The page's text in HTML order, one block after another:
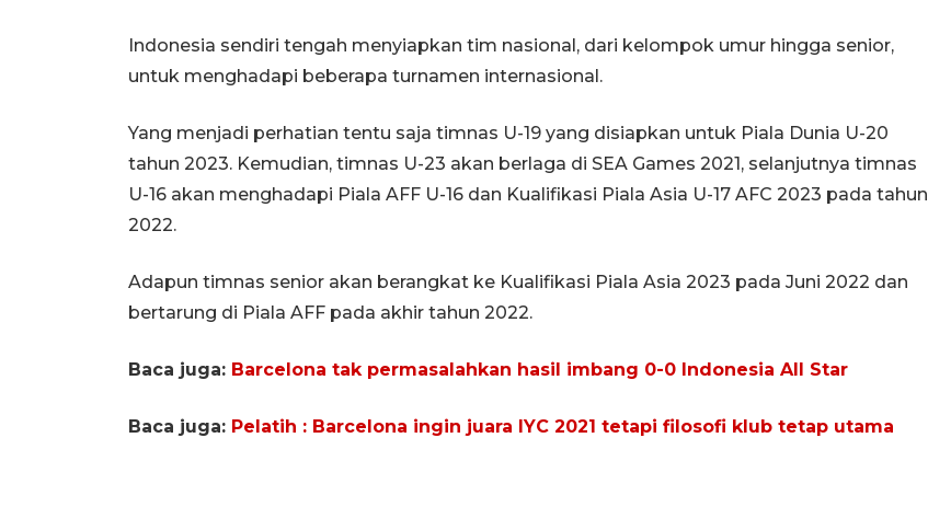
Indonesia sendiri tengah menyiapkan tim nasional, dari kelompok umur hingga senior,
untuk menghadapi beberapa turnamen internasional.
Yang menjadi perhatian tentu saja timnas U-19 yang disiapkan untuk Piala Dunia U-20
tahun 2023. Kemudian, timnas U-23 akan berlaga di SEA Games 2021, selanjutnya timnas
U-16 akan menghadapi Piala AFF U-16 dan Kualifikasi Piala Asia U-17 AFC 2023 pada tahun
2022.
Adapun timnas senior akan berangkat ke Kualifikasi Piala Asia 2023 pada Juni 2022 dan
bertarung di Piala AFF pada akhir tahun 2022.
Baca juga: Barcelona tak permasalahkan hasil imbang 0-0 Indonesia All Star
Baca juga: Pelatih : Barcelona ingin juara IYC 2021 tetapi filosofi klub tetap utama
Bank Citra: Dirgahayu ke-61
23 September 2025 18:08 WIB